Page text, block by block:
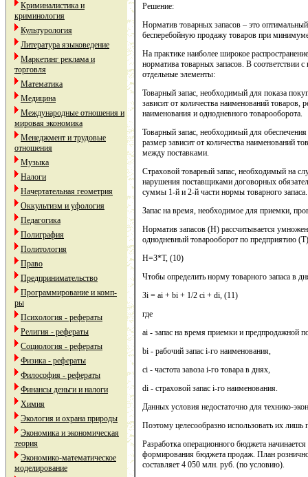
Криминалистика и
криминология
Культурология
Литература языковедение
Маркетинг реклама и
торговля
Математика
Медицина
Международные отношения и
мировая экономика
Менеджмент и трудовые
отношения
Музыка
Налоги
Начертательная геометрия
Оккультизм и уфология
Педагогика
Полиграфия
Политология
Право
Предпринимательство
Программирование и комп-
ры
Психология - рефераты
Религия - рефераты
Социология - рефераты
Физика - рефераты
Философия - рефераты
Финансы деньги и налоги
Химия
Экология и охрана природы
Экономика и экономическая
теория
Экономико-математическое
моделирование
Решение:
Норматив товарных запасов – это
бесперебойную продажу товаров при
На практике наиболее широкое
норматива товарных запасов. В соответствии
отдельные элементы:
Товарный запас, необходимый для показа
зависит от количества наименований
наименования и однодневного товарооборота.
Товарный запас, необходимый для
размер зависит от количества наименований
между поставками.
Страховой товарный запас, необходимый на
нарушения поставщиками договорных
суммы 1-й и 2-й части нормы товарного запаса.
Запас на время, необходимое для приемки,
Норматив запасов (Н) рассчитывается
однодневный товарооборот по предприятию
Н=З*Т, (10)
Чтобы определить норму товарного запаса в
Зi = ai + bi + 1/2 ci + di, (11)
где
ai - запас на время приемки и предпродажной
bi - рабочий запас i-го наименования,
ci - частота завоза i-го товара в днях,
di - страховой запас i-го наименования.
Данных условия недостаточно для технико-
Поэтому целесообразно использовать их лишь
Разработка операционного бюджета
формирования бюджета продаж. План
составляет 4 050 млн. руб. (по условию).